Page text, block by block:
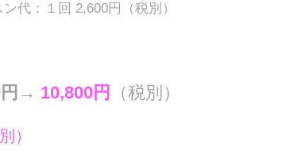
代：１回 2,600円（税別）
円→ 10,800円 （税別）
）